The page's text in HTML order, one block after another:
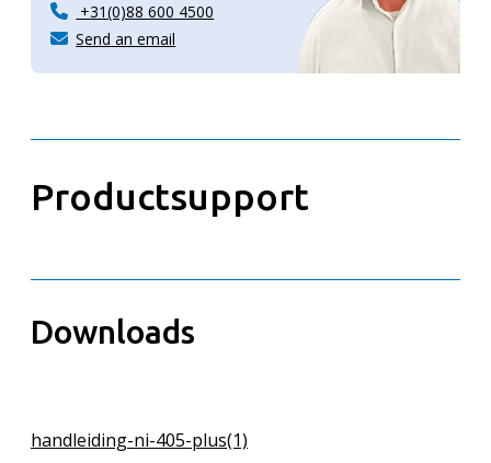
+31(0)88 600 4500
Send an email
Productsupport
Downloads
handleiding-ni-405-plus(1)